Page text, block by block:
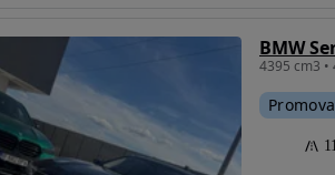
BMW
4395 cm3 •